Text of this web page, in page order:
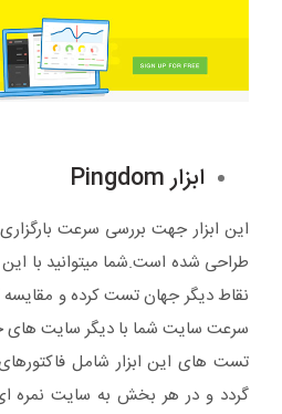
ابزار Pingdom
این ابزار جهت بررسی سرعت
طراحی شده است.شما میتوانید با
نقاط دیگر جهان تست کرده و
سرعت سایت شما با دیگر سایت های
تست های این ابزار شامل